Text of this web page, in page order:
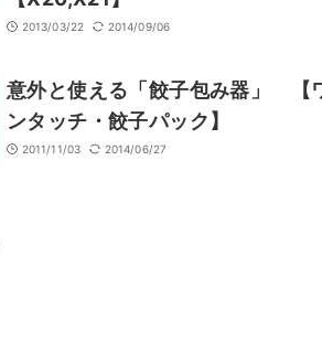
2013/03/22 2014/09/06
意外と使える「餃子包み器」 【
ンタッチ・餃子パック】
2011/11/03 2014/06/27